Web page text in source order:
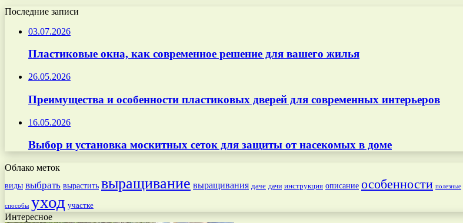
Последние записи
03.07.2026
Пластиковые окна, как современное решение для вашего жилья
26.05.2026
Преимущества и особенности пластиковых дверей для современных интерьеров
16.05.2026
Выбор и установка москитных сеток для защиты от насекомых в доме
Облако меток
виды выбрать вырастить выращивание выращивания даче дачи инструкция описание особенности полезные
способы уход участке
Интересное